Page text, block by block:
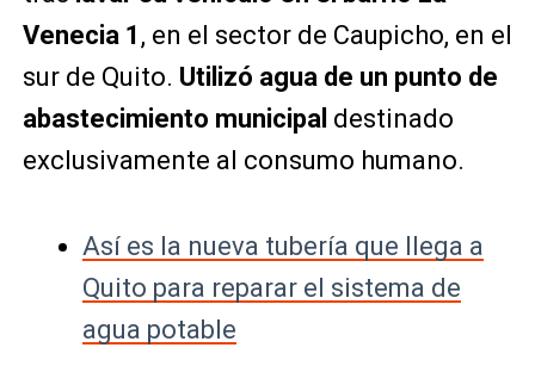
Venecia 1 , en el sector de Caupicho, en el
sur de Quito. Utilizó agua de un punto de
abastecimiento municipal destinado
exclusivamente al consumo humano.
Así es la nueva tubería que llega a
Quito para reparar el sistema de
agua potable